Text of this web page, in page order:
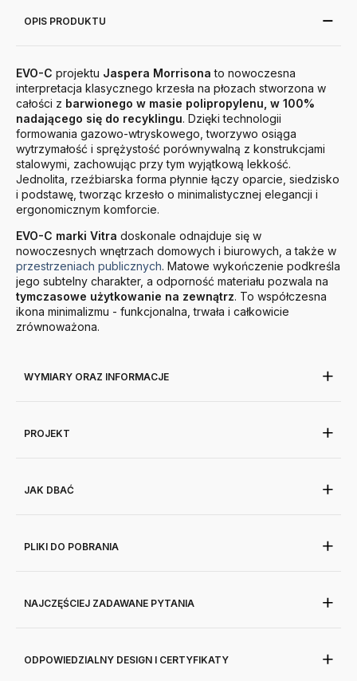
OPIS PRODUKTU
EVO-C projektu Jaspera Morrisona to nowoczesna
interpretacja klasycznego krzesła na płozach stworzona w
całości z barwionego w masie polipropylenu, w 100%
nadającego się do recyklingu. Dzięki technologii
formowania gazowo-wtryskowego, tworzywo osiąga
wytrzymałość i sprężystość porównywalną z konstrukcjami
stalowymi, zachowując przy tym wyjątkową lekkość.
Jednolita, rzeźbiarska forma płynnie łączy oparcie, siedzisko
i podstawę, tworząc krzesło o minimalistycznej elegancji i
ergonomicznym komforcie.
EVO-C marki Vitra doskonale odnajduje się w
nowoczesnych wnętrzach domowych i biurowych, a także w
przestrzeniach publicznych. Matowe wykończenie podkreśla
jego subtelny charakter, a odporność materiału pozwala na
tymczasowe użytkowanie na zewnątrz. To współczesna
ikona minimalizmu - funkcjonalna, trwała i całkowicie
zrównoważona.
WYMIARY ORAZ INFORMACJE
PROJEKT
JAK DBAĆ
PLIKI DO POBRANIA
NAJCZĘŚCIEJ ZADAWANE PYTANIA
ODPOWIEDZIALNY DESIGN I CERTYFIKATY